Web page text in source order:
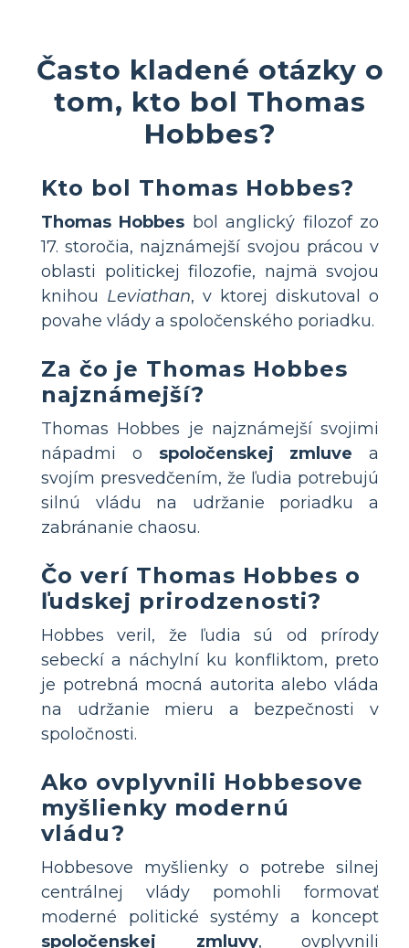
Často kladené otázky o
tom, kto bol Thomas
Hobbes?
Kto bol Thomas Hobbes?
Thomas Hobbes bol anglický filozof zo
17. storočia, najznámejší svojou prácou v
oblasti politickej filozofie, najmä svojou
knihou Leviathan, v ktorej diskutoval o
povahe vlády a spoločenského poriadku.
Za čo je Thomas Hobbes
najznámejší?
Thomas Hobbes je najznámejší svojimi
nápadmi o spoločenskej zmluve a
svojím presvedčením, že ľudia potrebujú
silnú vládu na udržanie poriadku a
zabránanie chaosu.
Čo verí Thomas Hobbes o
ľudskej prirodzenosti?
Hobbes veril, že ľudia sú od prírody
sebeckí a náchylní ku konfliktom, preto
je potrebná mocná autorita alebo vláda
na udržanie mieru a bezpečnosti v
spoločnosti.
Ako ovplyvnili Hobbesove
myšlienky modernú
vládu?
Hobbesove myšlienky o potrebe silnej
centrálnej vlády pomohli formovať
moderné politické systémy a koncept
spoločenskej zmluvy, ovplyvnili